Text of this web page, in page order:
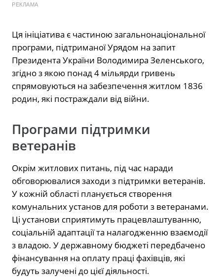
РЕКЛАМА
Ця ініціатива є частиною загальнонаціональної
програми, підтриманої Урядом на запит
Президента України Володимира Зеленського,
згідно з якою понад 4 мільярди гривень
спрямовуються на забезпечення житлом 1836
родин, які постраждали від війни.
Програми підтримки
ветеранів
Окрім житлових питань, під час наради
обговорювалися заходи з підтримки ветеранів.
У кожній області планується створення
комунальних установ для роботи з ветеранами.
Ці установи сприятимуть працевлаштуванню,
соціальній адаптації та налагодженню взаємодії
з владою. У державному бюджеті передбачено
фінансування на оплату праці фахівців, які
будуть залучені до цієї діяльності.